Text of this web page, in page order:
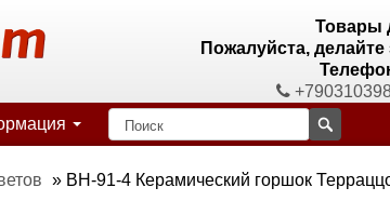
Товары
Пожалуйста, делайте
» BH-91-4 Керамический горшок